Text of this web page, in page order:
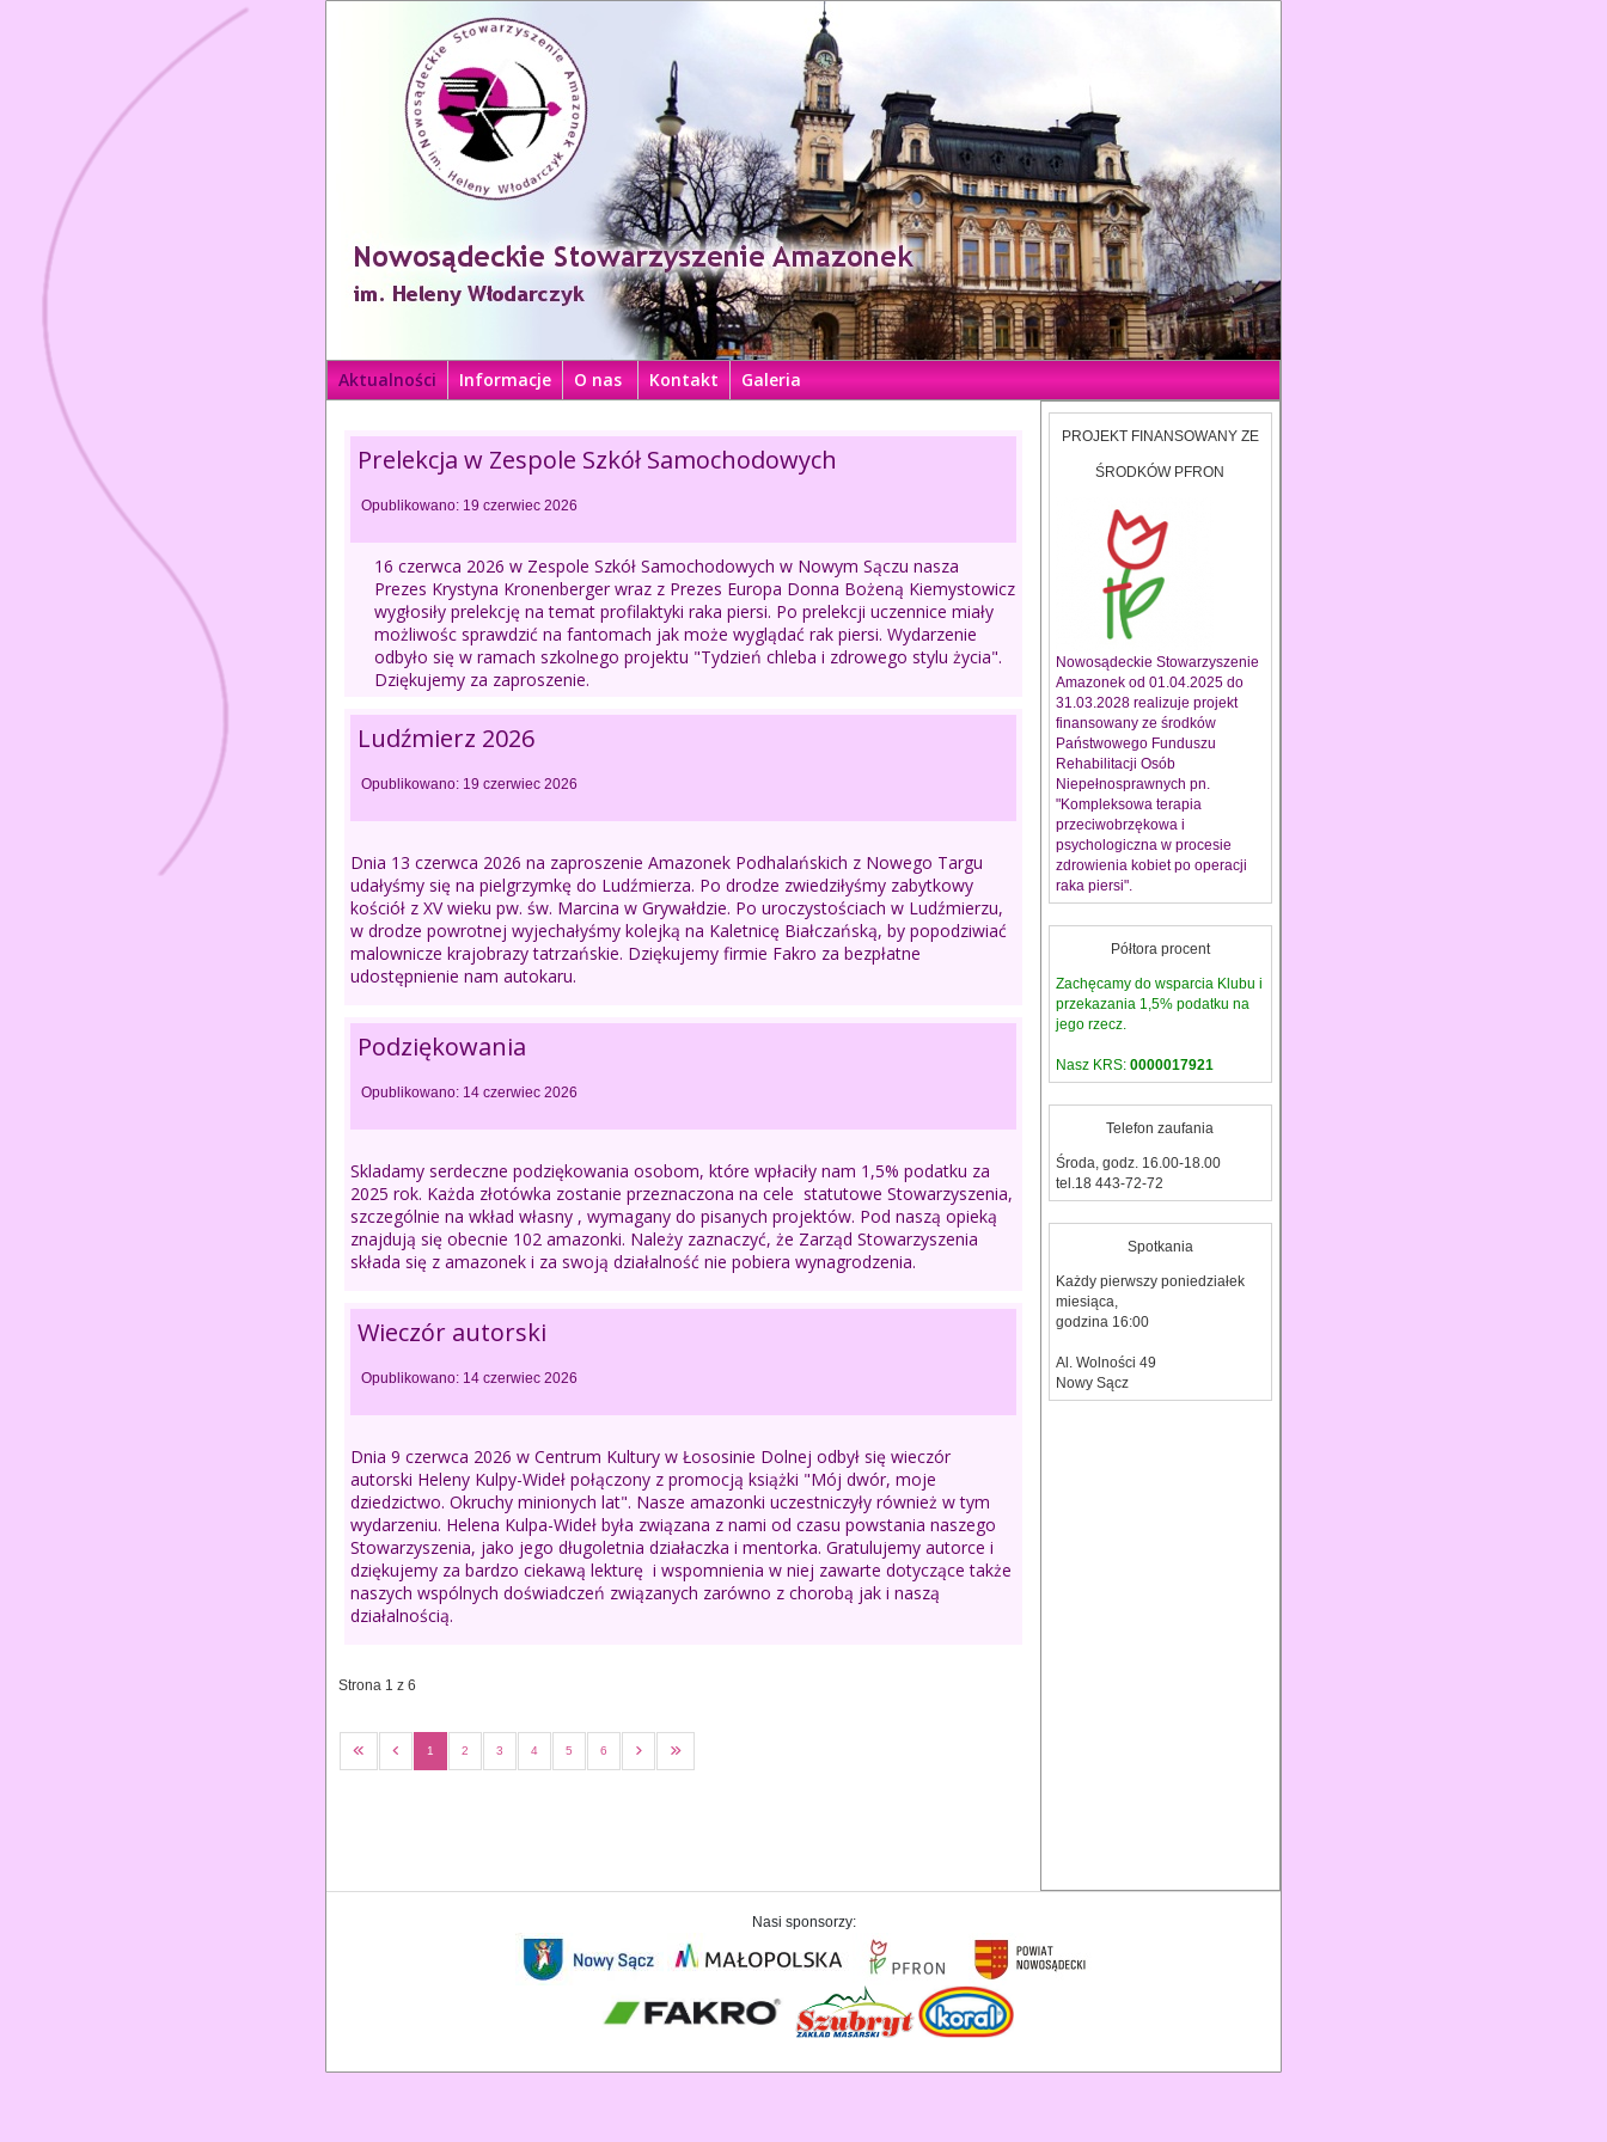
Aktualności Informacje O nas Kontakt Galeria
Prelekcja w Zespole Szkół Samochodowych
Opublikowano: 19 czerwiec 2026
16 czerwca 2026 w Zespole Szkół Samochodowych w Nowym Sączu nasza
Prezes Krystyna Kronenberger wraz z Prezes Europa Donna Bożeną Kiemystowicz
wygłosiły prelekcję na temat profilaktyki raka piersi. Po prelekcji uczennice miały
możliwośc sprawdzić na fantomach jak może wyglądać rak piersi. Wydarzenie
odbyło się w ramach szkolnego projektu "Tydzień chleba i zdrowego stylu życia".
Dziękujemy za zaproszenie.
Ludźmierz 2026
Opublikowano: 19 czerwiec 2026
Dnia 13 czerwca 2026 na zaproszenie Amazonek Podhalańskich z Nowego Targu
udałyśmy się na pielgrzymkę do Ludźmierza. Po drodze zwiedziłyśmy zabytkowy
kościół z XV wieku pw. św. Marcina w Grywałdzie. Po uroczystościach w Ludźmierzu,
w drodze powrotnej wyjechałyśmy kolejką na Kaletnicę Białczańską, by popodziwiać
malownicze krajobrazy tatrzańskie. Dziękujemy firmie Fakro za bezpłatne
udostępnienie nam autokaru.
Podziękowania
Opublikowano: 14 czerwiec 2026
Skladamy serdeczne podziękowania osobom, które wpłaciły nam 1,5% podatku za
2025 rok. Każda złotówka zostanie przeznaczona na cele statutowe Stowarzyszenia,
szczególnie na wkład własny , wymagany do pisanych projektów. Pod naszą opieką
znajdują się obecnie 102 amazonki. Należy zaznaczyć, że Zarząd Stowarzyszenia
składa się z amazonek i za swoją działalność nie pobiera wynagrodzenia.
Wieczór autorski
Opublikowano: 14 czerwiec 2026
Dnia 9 czerwca 2026 w Centrum Kultury w Łososinie Dolnej odbył się wieczór
autorski Heleny Kulpy-Wideł połączony z promocją książki "Mój dwór, moje
dziedzictwo. Okruchy minionych lat". Nasze amazonki uczestniczyły również w tym
wydarzeniu. Helena Kulpa-Wideł była związana z nami od czasu powstania naszego
Stowarzyszenia, jako jego długoletnia działaczka i mentorka. Gratulujemy autorce i
dziękujemy za bardzo ciekawą lekturę i wspomnienia w niej zawarte dotyczące także
naszych wspólnych doświadczeń związanych zarówno z chorobą jak i naszą
działalnością.
Strona 1 z 6
1 2 3 4 5 6
PROJEKT FINANSOWANY ZE
ŚRODKÓW PFRON
Nowosądeckie Stowarzyszenie
Amazonek od 01.04.2025 do
31.03.2028 realizuje projekt
finansowany ze środków
Państwowego Funduszu
Rehabilitacji Osób
Niepełnosprawnych pn.
"Kompleksowa terapia
przeciwobrzękowa i
psychologiczna w procesie
zdrowienia kobiet po operacji
raka piersi".
Półtora procent
Zachęcamy do wsparcia Klubu i
przekazania 1,5% podatku na
jego rzecz.
Nasz KRS: 0000017921
Telefon zaufania
Środa, godz. 16.00-18.00
tel.18 443-72-72
Spotkania
Każdy pierwszy poniedziałek
miesiąca,
godzina 16:00
Al. Wolności 49
Nowy Sącz
Nasi sponsorzy: